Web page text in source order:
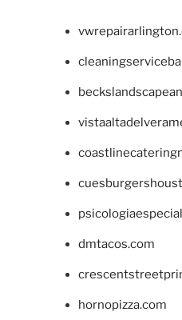
dmtacos.com
hornopizza.com